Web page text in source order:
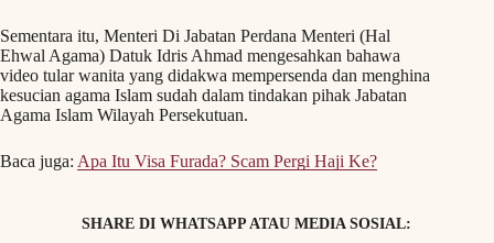
Sementara itu, Menteri Di Jabatan Perdana Menteri (Hal
Ehwal Agama) Datuk Idris Ahmad mengesahkan bahawa
video tular wanita yang didakwa mempersenda dan menghina
kesucian agama Islam sudah dalam tindakan pihak Jabatan
Agama Islam Wilayah Persekutuan.
Baca juga: Apa Itu Visa Furada? Scam Pergi Haji Ke?
SHARE DI WHATSAPP ATAU MEDIA SOSIAL: